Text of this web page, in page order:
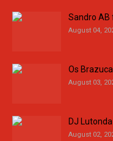
Sandro AB
August 04,
Os
August 03,
DJ
August 02,